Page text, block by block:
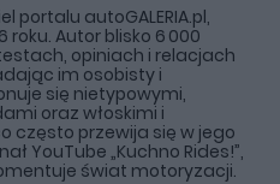
portalu autoGALERIA.pl,
roku. Autor blisko 6 000
opiniach i relacjach
im osobisty i
się nietypowymi,
oraz włoskimi i
często przewija się w jego
YouTube „Kuchno Rides!”,
świat motoryzacji.